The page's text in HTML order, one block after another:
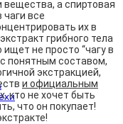
вещества, а спиртовая
чаги все
их в
грибного тела
не просто “чагу в
понятным составом,
экстракцией,
и официальным
кто не хочет быть
что он покупает!